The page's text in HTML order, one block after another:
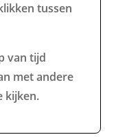
tussen
van tijd
met andere
kijken.